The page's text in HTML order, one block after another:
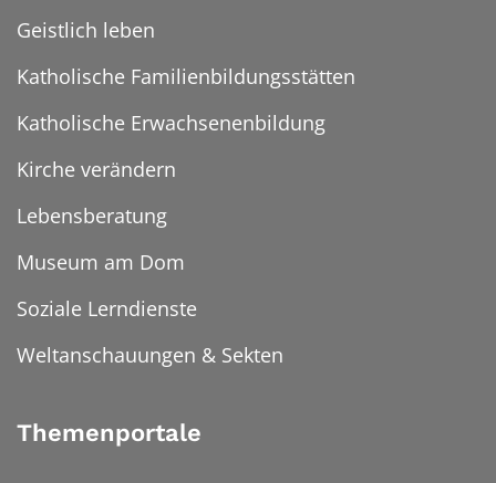
Geistlich leben
Katholische Familienbildungsstätten
Katholische Erwachsenenbildung
Kirche verändern
Lebensberatung
Museum am Dom
Soziale Lerndienste
Weltanschauungen & Sekten
Themenportale